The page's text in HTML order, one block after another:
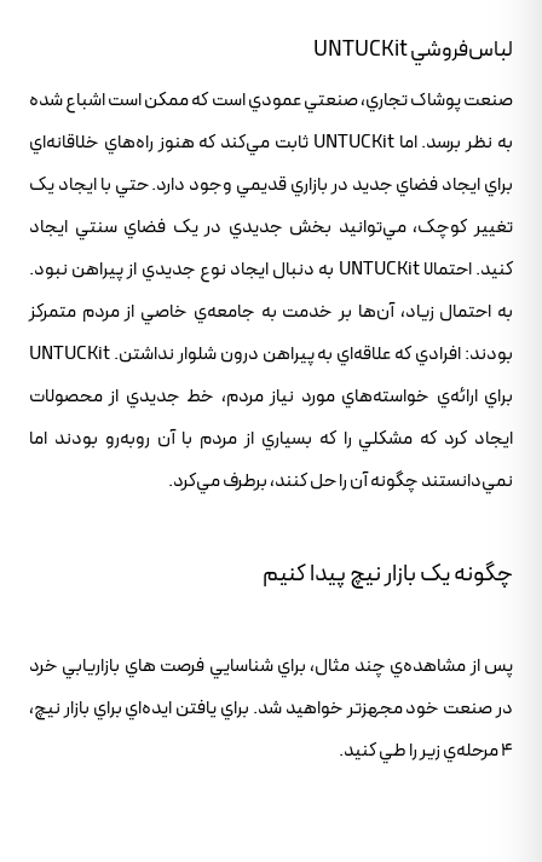
لباس‌فروشي UNTUCKit
صنعت پوشاک تجاري، صنعتي عمودي است که ممکن است اشباع شده
به نظر برسد. اما UNTUCKit ثابت مي‌کند که هنوز راه‌هاي خلاقانه‌اي
براي ايجاد فضاي جديد در بازاري قديمي وجود دارد. حتي با ايجاد يک
تغيير کوچک، مي‌توانيد بخش جديدي در يک فضاي سنتي ايجاد
کنيد. احتمالا UNTUCKit به دنبال ايجاد نوع جديدي از پيراهن نبود.
به احتمال زياد، آن‌ها بر خدمت به جامعه‌ي خاصي از مردم متمرکز
بودند: افرادي که علاقه‌اي به پيراهن درون شلوار نداشتن. UNTUCKit
براي ارائه‌ي خواسته‌هاي مورد نياز مردم، خط جديدي از محصولات
ايجاد کرد که مشکلي را که بسياري از مردم با آن روبه‌رو بودند اما
نمي‌دانستند چگونه آن را حل کنند، برطرف مي‌کرد.
چگونه يک بازار نيچ پيدا کنيم
پس از مشاهده‌ي چند مثال، براي شناسايي فرصت هاي بازاريابي خرد
در صنعت خود مجهزتر خواهيد شد. براي يافتن ايده‌اي براي بازار نيچ،
4 مرحله‌ي زير را طي کنيد.